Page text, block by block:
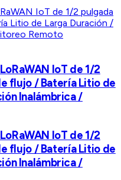
IoT de 1/2
flujo / Batería Litio de
Inalámbrica /
IoT de 1/2
flujo / Batería Litio de
Inalámbrica /